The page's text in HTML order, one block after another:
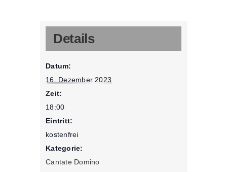
Details
Datum:
16. Dezember 2023
Zeit:
18:00
Eintritt:
kostenfrei
Kategorie:
Cantate Domino